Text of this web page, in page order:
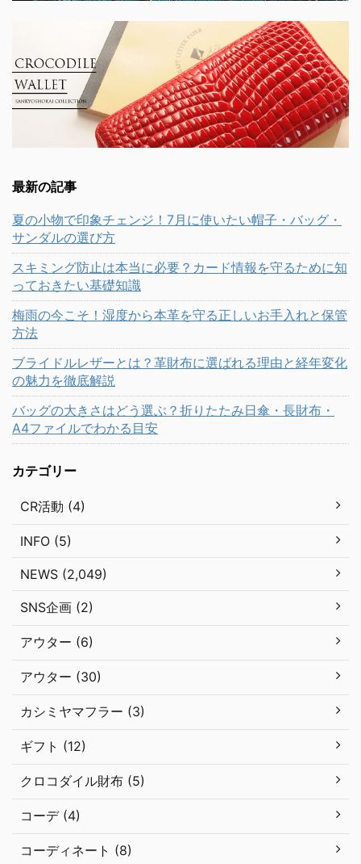
最新の記事
夏の小物で印象チェンジ！7月に使いたい帽子・バッグ・
サンダルの選び方
スキミング防止は本当に必要？カード情報を守るために知
っておきたい基礎知識
梅雨の今こそ！湿度から本革を守る正しいお手入れと保管
方法
ブライドルレザーとは？革財布に選ばれる理由と経年変化
の魅力を徹底解説
バッグの大きさはどう選ぶ？折りたたみ日傘・長財布・
A4ファイルでわかる目安
カテゴリー
CR活動 (4)
INFO (5)
NEWS (2,049)
SNS企画 (2)
アウター (6)
アウター (30)
カシミヤマフラー (3)
ギフト (12)
クロコダイル財布 (5)
コーデ (4)
コーディネート (8)